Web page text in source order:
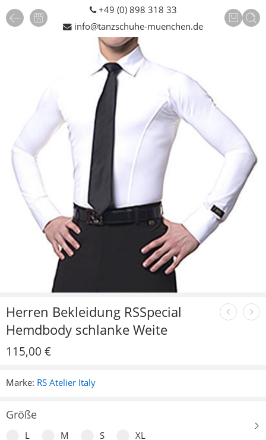
+49 (0) 898 318 33
info@tanzschuhe-muenchen.de
Herren Bekleidung RSSpecial
Hemdbody schlanke Weite
115,00 €
Marke: RS Atelier Italy
Größe
L M S XL